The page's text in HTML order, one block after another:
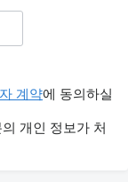
계약에 동의하실
개인 정보가 처